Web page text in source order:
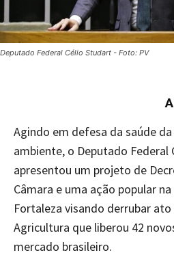
Deputado Federal Célio Studart - Foto: PV
Agindo em defesa da saúde
ambiente, o Deputado Federal
apresentou um projeto de
Câmara e uma ação popular
Fortaleza visando derrubar
Agricultura que liberou 42
mercado brasileiro.